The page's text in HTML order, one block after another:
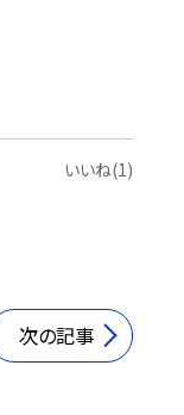
いいね(1)
次の記事